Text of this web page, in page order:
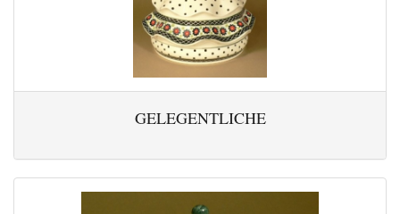
GELEGENTLICHE